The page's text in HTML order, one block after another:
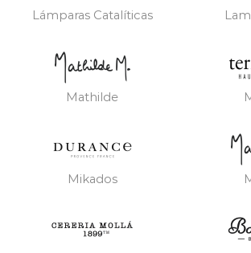
Lámparas Catalíticas
Mathilde
Mikados